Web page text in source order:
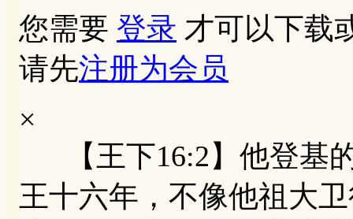
您需要 登录 才可以下载
请先注册为会员
×
【王下16:2】他登基
王十六年，不像他祖大